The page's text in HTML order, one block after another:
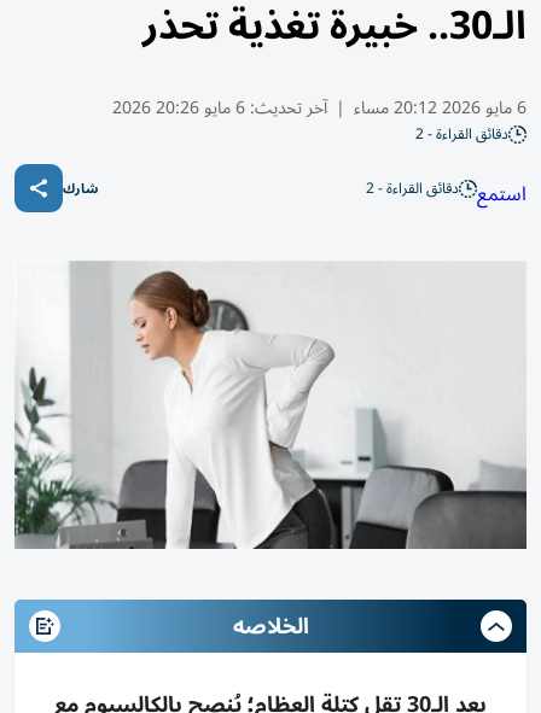
الـ30.. خبيرة تغذية تحذر
6 مايو 2026 20:12 مساء | آخر تحديث:6 مايو 20:26 2026
دقائق القراءة - 2
استمع دقائق القراءة - 2 شارك
الخلاصه